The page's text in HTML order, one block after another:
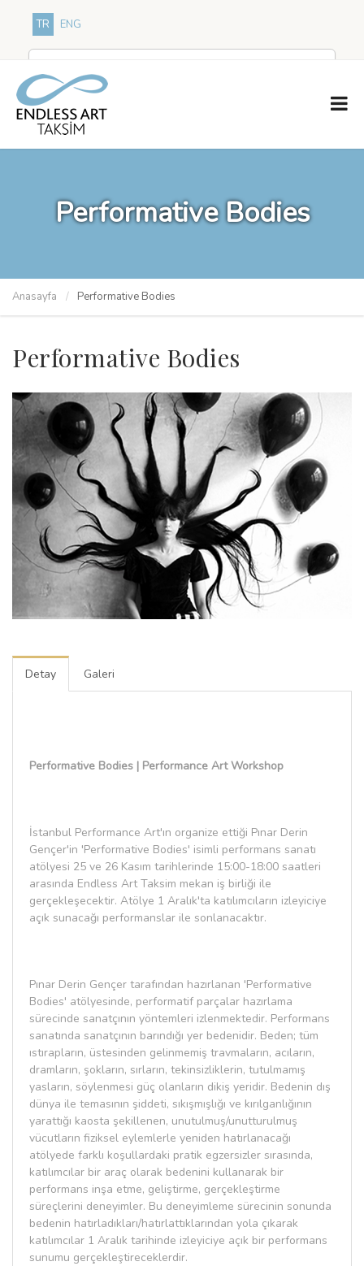
TR ENG
Performative Bodies
Anasayfa Performative Bodies
Performative Bodies
Detay Galeri
Performative Bodies | Performance Art Workshop
İstanbul Performance Art'ın organize ettiği Pınar Derin
Gençer'in 'Performative Bodies' isimli performans sanatı
atölyesi 25 ve 26 Kasım tarihlerinde 15:00-18:00 saatleri
arasında Endless Art Taksim mekan iş birliği ile
gerçekleşecektir. Atölye 1 Aralık'ta katılımcıların izleyiciye
açık sunacağı performanslar ile sonlanacaktır.
Pınar Derin Gençer tarafından hazırlanan 'Performative
Bodies' atölyesinde, performatif parçalar hazırlama
sürecinde sanatçının yöntemleri izlenmektedir. Performans
sanatında sanatçının barındığı yer bedenidir. Beden; tüm
ıstırapların, üstesinden gelinmemiş travmaların, acıların,
dramların, şokların, sırların, tekinsizliklerin, tutulmamış
yasların, söylenmesi güç olanların dikiş yeridir. Bedenin dış
dünya ile temasının şiddeti, sıkışmışlığı ve kırılganlığının
yarattığı kaosta şekillenen, unutulmuş/unutturulmuş
vücutların fiziksel eylemlerle yeniden hatırlanacağı
atölyede farklı koşullardaki pratik egzersizler sırasında,
katılımcılar bir araç olarak bedenini kullanarak bir
performans inşa etme, geliştirme, gerçekleştirme
süreçlerini deneyimler. Bu deneyimleme sürecinin sonunda
bedenin hatırladıkları/hatırlattıklarından yola çıkarak
katılımcılar 1 Aralık tarihinde izleyiciye açık bir performans
sunumu gerçekleştireceklerdir.